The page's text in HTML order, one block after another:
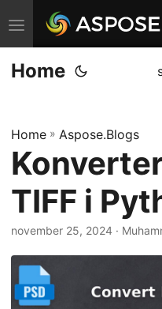
V
ä
x
n
a
g
t
Home
Home » Aspose.Blogs
TIFF i
november 25, 2024 ·